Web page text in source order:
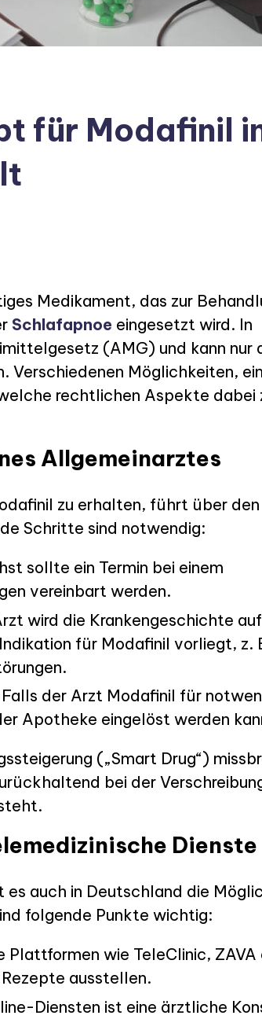
für Modafinil
Medikament, das zur
Schlafapnoe eingesetzt wird. In
(AMG) und kann nur
Verschiedenen Möglichkeiten,
rechtlichen Aspekte dabei
Allgemeinarztes
zu erhalten, führt über den
Schritte sind notwendig:
sollte ein Termin bei einem
vereinbart werden.
wird die Krankengeschichte
für Modafinil vorliegt, z.
der Arzt Modafinil für
Apotheke eingelöst werden
(„Smart Drug“)
bei der
Dienste
auch in Deutschland die
folgende Punkte wichtig:
Plattformen wie TeleClinic, ZAVA
ausstellen.
Diensten ist eine ärztliche